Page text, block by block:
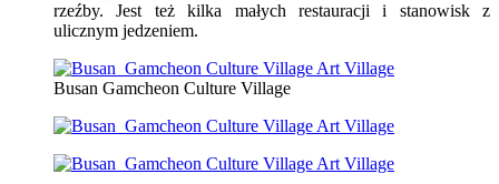
rzeźby. Jest też kilka małych restauracji i stanowisk z
ulicznym jedzeniem.
Busan Gamcheon Culture Village